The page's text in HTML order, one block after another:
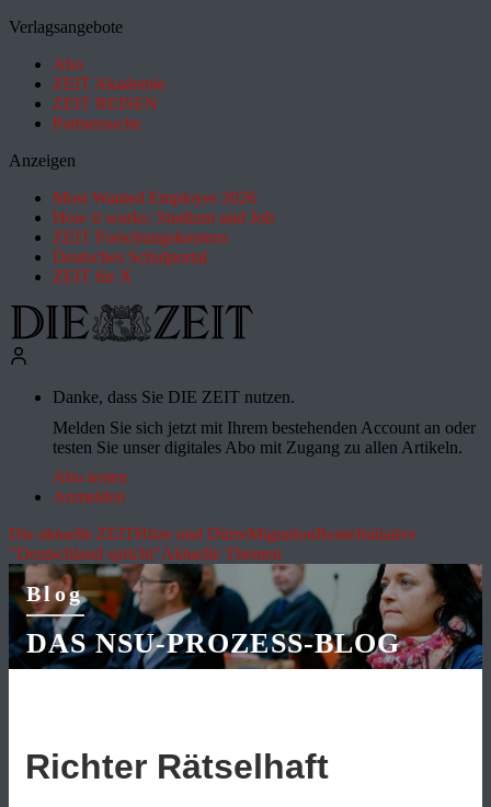
Verlagsangebote
Abo
ZEIT Akademie
ZEIT REISEN
Partnersuche
Anzeigen
Most Wanted Employer 2026
How it works: Studium und Job
ZEIT Forschungskosmos
Deutsches Schulportal
ZEIT für X
Danke, dass Sie DIE ZEIT nutzen.
Melden Sie sich jetzt mit Ihrem bestehenden Account an oder
testen Sie unser digitales Abo mit Zugang zu allen Artikeln.
Abo testen
Anmelden
Die aktuelle ZEITHitze und DürreMigrationRenteInitiative
"Deutschland spricht"Aktuelle Themen
Blog
DAS NSU-PROZESS-BLOG
Richter Rätselhaft